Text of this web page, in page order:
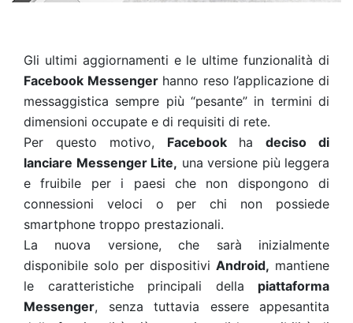
Gli ultimi aggiornamenti e le ultime funzionalità di
Facebook Messengerhanno reso l’applicazione di
messaggistica sempre più “pesante” in termini di
dimensioni occupate e di requisiti di rete.
Per questo motivo, Facebookhadeciso di
lanciare Messenger Lite, una versione più leggera
e fruibile per i paesi che non dispongono di
connessioni veloci o per chi non possiede
smartphone troppo prestazionali.
La nuova versione, che sarà inizialmente
disponibile solo per dispositivi Android, mantiene
le caratteristiche principali della piattaforma
Messenger, senza tuttavia essere appesantita